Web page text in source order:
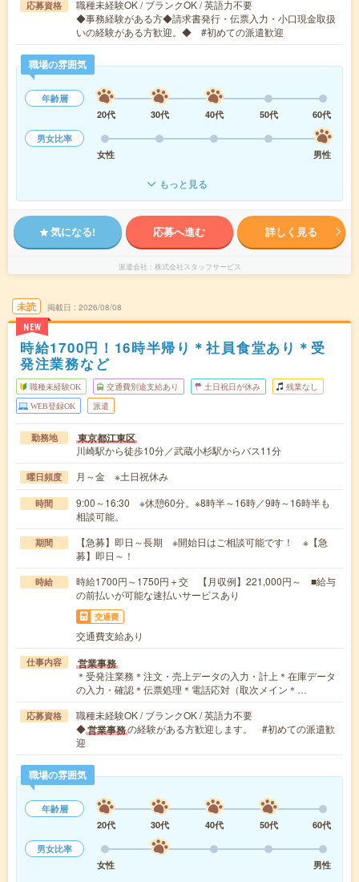
応募資格
職種未経験OK / ブランクOK / 英語力不要
◆事務経験がある方◆請求書発行・伝票入力・小口現金取扱
いの経験がある方歓迎。◆ #初めての派遣歓迎
職場の雰囲気
年齢層
20代
30代 40代 50代
60代
男女比率
女性
男性
もっと見る
気になる! 応募へ進む 詳しく見る
派遣会社 株式会社スタッフサービス
未読
NEW
掲載日 2026/08/08
時給1700円！16時半帰り＊社員食堂あり＊受
発注業務など
職種未経験OK 交通費別途支給あり 土日祝日が休み 残業なし
WEB登録OK 派遣
勤務地 東京都江東区
川崎駅から徒歩10分／武蔵小杉駅からバス11分
曜日頻度 月～金 ※土日祝休み
時間
9:00～16:30 ※休憩60分。※8時半～16時／9時～16時半も
相談可能。
期間
【急募】即日～長期 ※開始日はご相談可能です！ ※【急
募】即日～！
時給
時給1700円～1750円＋交 【月収例】221,000円～ ■給与
の前払いが可能な速払いサービスあり
交通費
交通費支給あり
仕事内容 営業事務
＊受発注業務＊注文・売上データの入力・計上＊在庫データ
の入力・確認＊伝票処理＊電話応対（取次メイン＊…
応募資格
職種未経験OK / ブランクOK / 英語力不要
◆営業事務の経験がある方歓迎します。 #初めての派遣歓
迎
職場の雰囲気
年齢層
20代
30代 40代 50代
60代
男女比率
女性
男性